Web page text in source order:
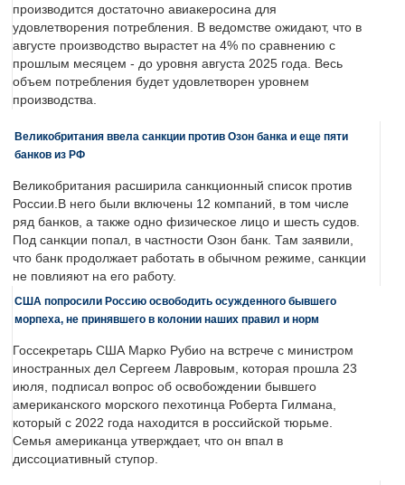
производится достаточно авиакеросина для
удовлетворения потребления. В ведомстве ожидают, что в
августе производство вырастет на 4% по сравнению с
прошлым месяцем - до уровня августа 2025 года. Весь
объем потребления будет удовлетворен уровнем
производства.
Великобритания ввела санкции против Озон банка и еще пяти
банков из РФ
Великобритания расширила санкционный список против
России.В него были включены 12 компаний, в том числе
ряд банков, а также одно физическое лицо и шесть судов.
Под санкции попал, в частности Озон банк. Там заявили,
что банк продолжает работать в обычном режиме, санкции
не повлияют на его работу.
США попросили Россию освободить осужденного бывшего
морпеха, не принявшего в колонии наших правил и норм
Госсекретарь США Марко Рубио на встрече с министром
иностранных дел Сергеем Лавровым, которая прошла 23
июля, подписал вопрос об освобождении бывшего
американского морского пехотинца Роберта Гилмана,
который с 2022 года находится в российской тюрьме.
Семья американца утверждает, что он впал в
диссоциативный ступор.